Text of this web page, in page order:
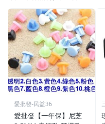
愛批發-民益36
愛批發【一年保】尼芝